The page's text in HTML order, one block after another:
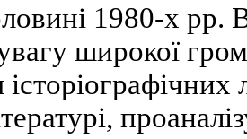
1980-х
широкої
iсторiографiчних